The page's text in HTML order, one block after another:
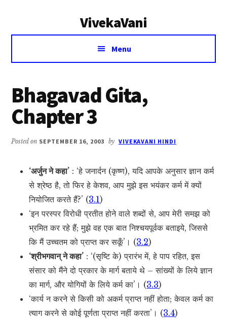
VivekaVani
Voice
Vivekananda
Menu
Bhagavad Gita,
Chapter 3
Posted on SEPTEMBER 16, 2003 by VIVEKAVANI HINDI
‘अर्जुन ने कहा’ : ‘हे जनार्दन (कृष्ण), यदि आपके अनुसार ज्ञान कर्म
से श्रेष्ठ है, तो फिर हे केशव, आप मुझे इस भयंकर कर्म में क्यों
नियोजित करते हैं?’ (3.1)
‘इन परस्पर विरोधी प्रतीत होने वाले शब्दों से, आप मेरी समझ को
भ्रमित कर रहे हैं; मुझे वह एक बात निश्चयपूर्वक बताइये, जिससे
कि मैं उच्चतम को प्राप्त कर सकूँ’। (3.2)
‘श्रीभगवान् ने कहा’ : ‘(सृष्टि के) प्रारंभ में, हे पाप रहित, इस
संसार को मैंने दो प्रकार के मार्ग बताये थे – सांख्यों के लिये ज्ञान
का मार्ग, और योगियों के लिये कर्म का’। (3.3)
‘कार्य न करने से किसी को अकर्म प्राप्त नहीं होता; केवल कर्म का
त्याग करने से कोई पूर्णता प्राप्त नहीं करता’। (3.4)